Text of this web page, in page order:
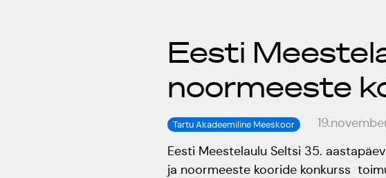
Treeningsaal
Eesti
noormeeste
Tartu Akadeemiline Meeskoor
Eesti Meestelaulu Seltsi 35.
ja noormeeste kooride konkurss